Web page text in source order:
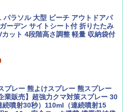
ーファン ２０２６年 ９月号 [雑
ＳＮＥＹ ＦＡＮ)
の歩き方 チェンマイ タイ北部の魅
2026～2027 地球の歩き方D アジア
方A ヨーロッパ
PEAK (パイクスピーク) 着替えテン
バシー テント 【中が透けない】 1
ニック ポップアップテント 携帯 簡
パラソル 大型 ビーチ アウトドアパ
ーデン サイトシート付 折りたたみ
カット 4段階高さ調整 軽量 収納袋付
プレー 熊よけスプレー 熊スプレー
業販売】超強力クマ対策スプレー 30
続噴射30秒）110ml（連続噴射15